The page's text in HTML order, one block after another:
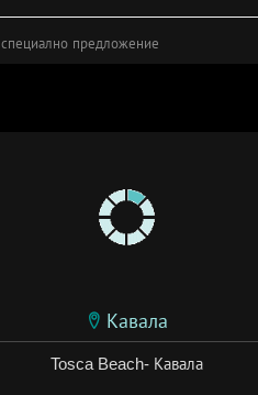
специално предложение
Кавала
Tosca Beach- Кавала